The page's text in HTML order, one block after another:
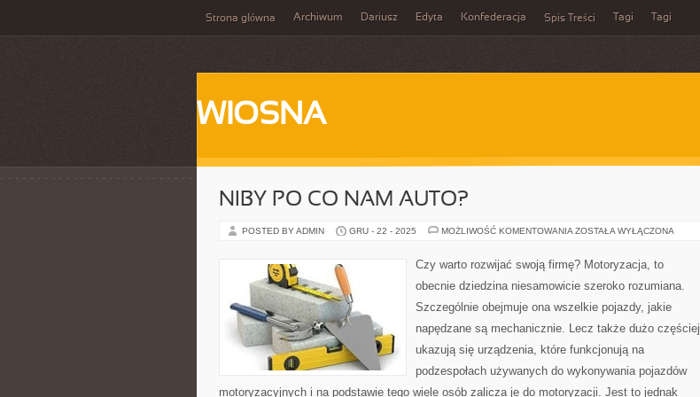
Strona główna Archiwum Dariusz Edyta Konfederacja Spis Treści Tagi Tagi
WIOSNA
NIBY PO CO NAM AUTO?
POSTED BY ADMIN GRU - 22 - 2025 MOŻLIWOŚĆ KOMENTOWANIA NIBY
NAM
AUTO?
ZOSTAŁA WYŁĄCZONA
Czy warto rozwijać swoją firmę? Motoryzacja, to
obecnie dziedzina niesamowicie szeroko rozumiana.
Szczególnie obejmuje ona wszelkie pojazdy, jakie
napędzane są mechanicznie. Lecz także dużo częściej
ukazują się urządzenia, które funkcjonują na
podzespołach używanych do wykonywania pojazdów
motoryzacyjnych i na podstawie tego wiele osób zalicza je do motoryzacji. Jest to jednak